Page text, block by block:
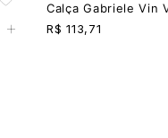
+
Calça Gabriele Vin
R$ 113,71